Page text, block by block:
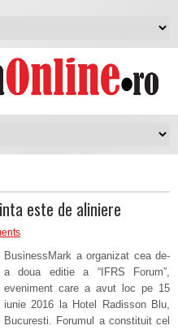
este de aliniere
BusinessMark a organizat cea de-
a doua editie a “IFRS Forum”,
eveniment care a avut loc pe 15
iunie 2016 la Hotel Radisson Blu,
Bucuresti. Forumul a constituit cel